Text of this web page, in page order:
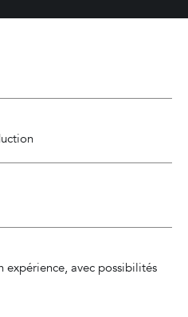
expérience, avec possibilités